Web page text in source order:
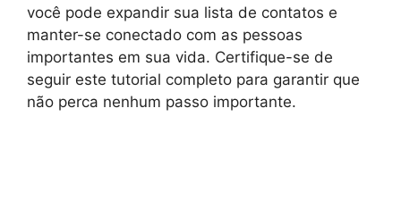
você pode expandir sua lista de contatos e
manter-se conectado com as pessoas
importantes em sua vida. Certifique-se de
seguir este tutorial completo para garantir que
não perca nenhum passo importante.